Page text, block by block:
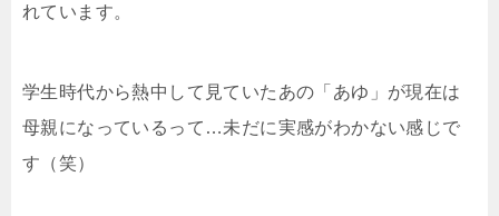
れています。
学生時代から熱中して見ていたあの「あゆ」が現在は
母親になっているって…未だに実感がわかない感じで
す（笑）